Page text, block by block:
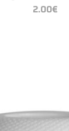
2.00€